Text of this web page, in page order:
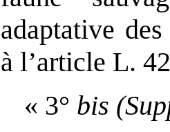
adaptative
à l’article L.
« 3° bis